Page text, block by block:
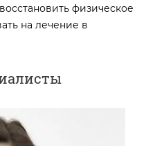
физическое
на лечение в